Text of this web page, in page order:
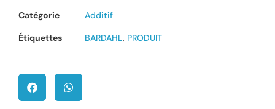
Catégorie Additif
Étiquettes BARDAHL, PRODUIT